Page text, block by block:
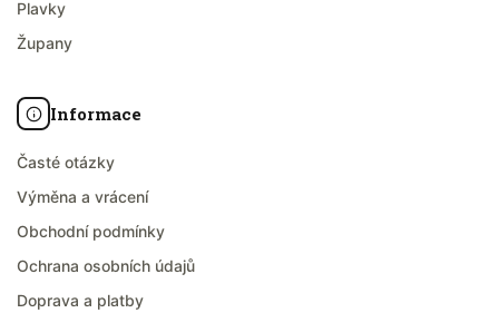
Plavky
Župany
Informace
Časté otázky
Výměna a vrácení
Obchodní podmínky
Ochrana osobních údajů
Doprava a platby